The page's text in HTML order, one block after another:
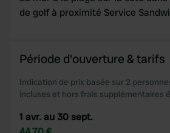
de golf à proximité Service
Période d'ouverture & tarifs
Indication de prix basée sur 2
incluses et hors frais supplémentaires
1 avr. au 30 sept.